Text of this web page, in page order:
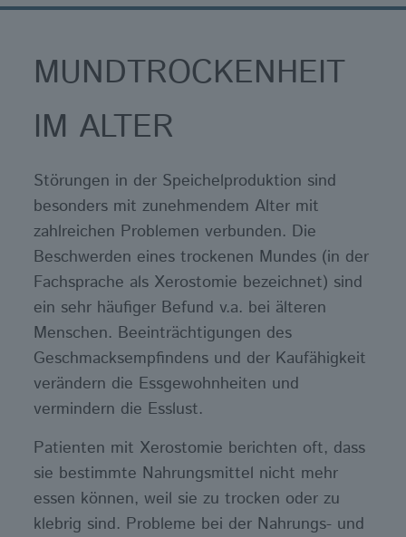
MUNDTROCKENHEIT
IM ALTER
Störungen in der Speichelproduktion sind
besonders mit zunehmendem Alter mit
zahlreichen Problemen verbunden. Die
Beschwerden eines trockenen Mundes (in der
Fachsprache als Xerostomie bezeichnet) sind
ein sehr häufiger Befund v.a. bei älteren
Menschen. Beeinträchtigungen des
Geschmacksempfindens und der Kaufähigkeit
verändern die Essgewohnheiten und
vermindern die Esslust.
Patienten mit Xerostomie berichten oft, dass
sie bestimmte Nahrungsmittel nicht mehr
essen können, weil sie zu trocken oder zu
klebrig sind. Probleme bei der Nahrungs- und